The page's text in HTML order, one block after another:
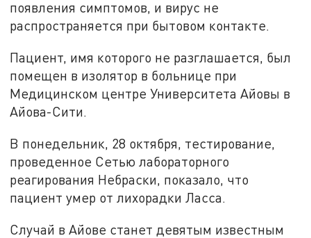
появления симптомов, и вирус не
распространяется при бытовом контакте.
Пациент, имя которого не разглашается, был
помещен в изолятор в больнице при
Медицинском центре Университета Айовы в
Айова-Сити.
В понедельник, 28 октября, тестирование,
проведенное Сетью лабораторного
реагирования Небраски, показало, что
пациент умер от лихорадки Ласса.
Случай в Айове станет девятым известным